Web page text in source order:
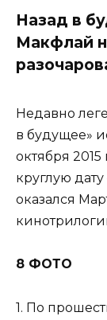
Назад в
Макфлай
Недавно
в будущее»
октября
круглую
оказался
8 ФОТО
1. По